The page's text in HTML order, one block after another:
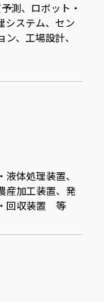
測、ロボット・
システム、セン
、工場設計、
体処理装置、
産加工装置、発
回収装置 等